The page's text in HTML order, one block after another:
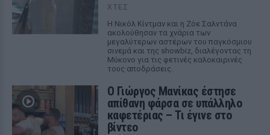
ΧΤΕΣ
Η Νικόλ Κίντμαν και η Ζόε Σαλντάνα
ακολούθησαν τα χνάρια των
μεγαλύτερων αστέρων του παγκόσμιου
σινεμά και της showbiz, διαλέγοντας τη
Μύκονο για τις φετινές καλοκαιρινές
τους αποδράσεις.
Ο Γιώργος Μανίκας έστησε
απίθανη φάρσα σε υπάλληλο
καφετέριας – Τι έγινε στο
βίντεο